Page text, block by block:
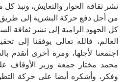
نشر ثقافة الحوار والتعايش، ونبذ كل
من أجل دفع حركة البشرية إلى
كل الجهود الرامية إلى نشر ثقافة
العالم، فالله تعالى يوفقنا إلى
اجتمعنا لأجلها، ومرة أخرى أتقدم
محمد مختار جمعة وزير الأوقاف
وفكر، وأشكره أيضا على حركة